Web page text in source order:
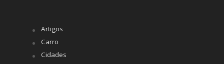
Artigos
Carro
Cidades